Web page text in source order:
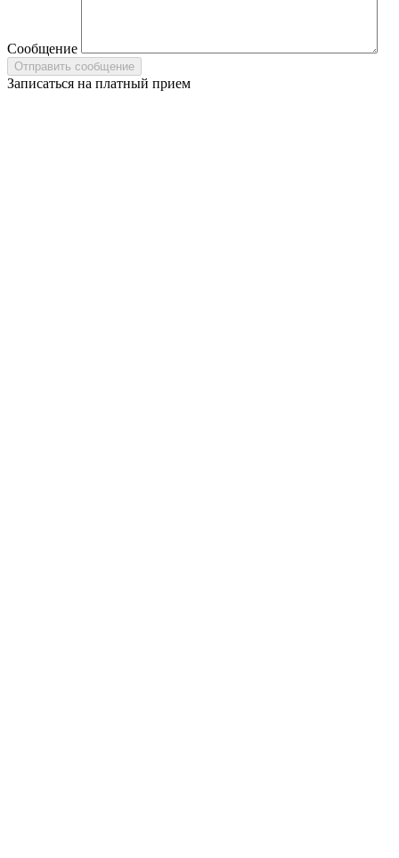
Сообщение
Записаться на платный прием